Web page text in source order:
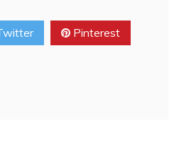
Pinterest